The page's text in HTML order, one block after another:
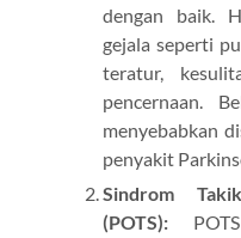
dengan baik.
gejala seperti
teratur,
pencernaan.
menyebabkan
penyakit
Sindrom
(POTS):POTS